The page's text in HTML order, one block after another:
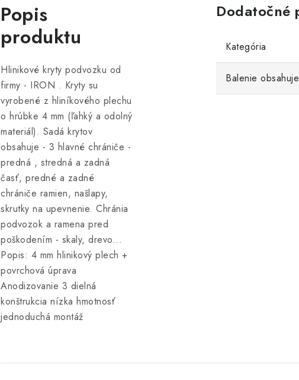
Popis
produktu
Hlinikové kryty podvozku od
firmy - IRON . Kryty su
vyrobené z hliníkového plechu
o hrúbke 4 mm (ľahký a odolný
materiál). Sadá krytov
obsahuje - 3 hlavné chrániče -
predná , stredná a zadná
časť, predné a zadné
chrániče ramien, našlapy,
skrutky na upevnenie. Chránia
podvozok a ramena pred
poškodením - skaly, drevo...
Popis: 4 mm hlinikový plech +
povrchová úprava
Anodizovanie 3 dielná
konštrukcia nízka hmotnosť
jednoduchá montáž
Dodatočné
Kategória
Balenie obsahuje